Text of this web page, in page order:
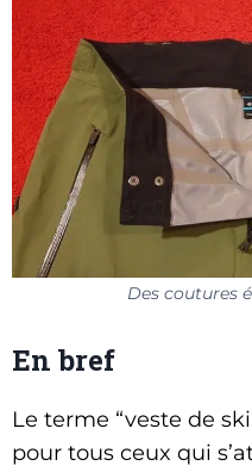
Des coutures
En bref
Le terme “veste de
pour tous ceux qui